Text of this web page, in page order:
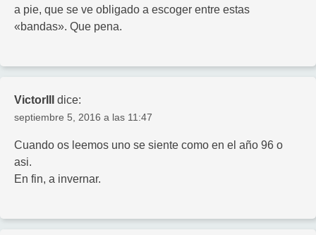
a pie, que se ve obligado a escoger entre estas
«bandas». Que pena.
VictorIII dice:
septiembre 5, 2016 a las 11:47
Cuando os leemos uno se siente como en el año 96 o
asi.
En fin, a invernar.